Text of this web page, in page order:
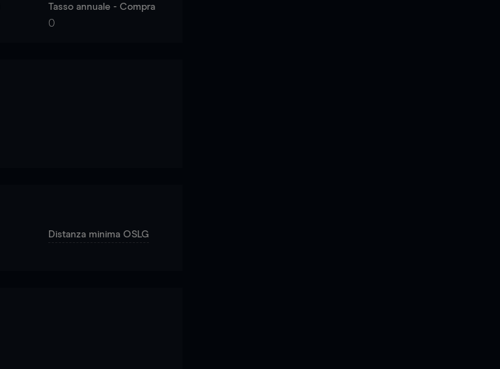
Tasso annuale - Compra
0
Distanza minima OSLG